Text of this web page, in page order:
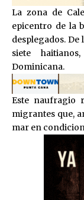
La zona de
epicentro de la
desplegados. De
siete
Dominicana.
Este naufragio
migrantes que,
mar en